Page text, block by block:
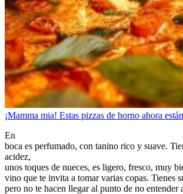
¡Mamma mia! Estas pizzas de horno ahora
En
boca es perfumado, con tanino rico y suave.
acidez,
unos toques de nueces, es ligero, fresco, muy
vino que te invita a tomar varias copas. Tienes
pero no te hacen llegar al punto de no entender